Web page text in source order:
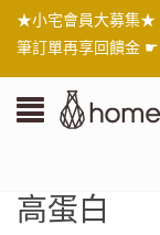
★小宅會員大募集★
筆訂單再享回饋金 ☛
高蛋白